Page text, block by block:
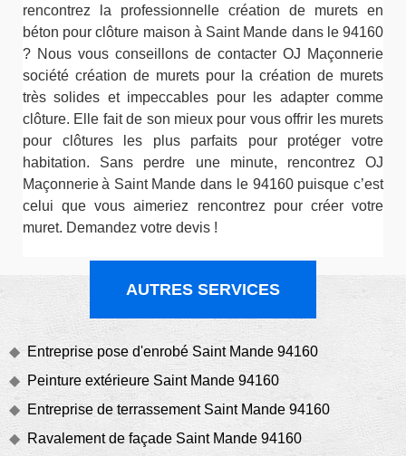
rencontrez la professionnelle création de murets en
béton pour clôture maison à Saint Mande dans le 94160
? Nous vous conseillons de contacter OJ Maçonnerie
société création de murets pour la création de murets
très solides et impeccables pour les adapter comme
clôture. Elle fait de son mieux pour vous offrir les murets
pour clôtures les plus parfaits pour protéger votre
habitation. Sans perdre une minute, rencontrez OJ
Maçonnerie à Saint Mande dans le 94160 puisque c’est
celui que vous aimeriez rencontrez pour créer votre
muret. Demandez votre devis !
AUTRES SERVICES
Entreprise pose d'enrobé Saint Mande 94160
Peinture extérieure Saint Mande 94160
Entreprise de terrassement Saint Mande 94160
Ravalement de façade Saint Mande 94160